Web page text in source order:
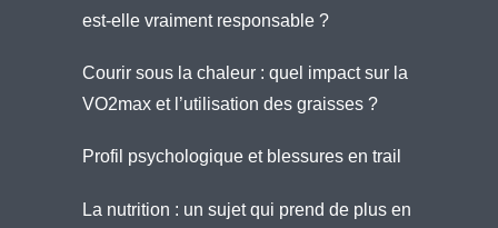
est-elle vraiment responsable ?
Courir sous la chaleur : quel impact sur la
VO2max et l’utilisation des graisses ?
Profil psychologique et blessures en trail
La nutrition : un sujet qui prend de plus en